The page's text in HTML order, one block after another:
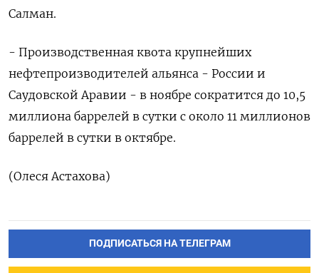
Салман.
- Производственная квота крупнейших
нефтепроизводителей альянса - России и
Саудовской Аравии - в ноябре сократится до 10,5
миллиона баррелей в сутки с около 11 миллионов
баррелей в сутки в октябре.
(Олеся Астахова)
ПОДПИСАТЬСЯ НА ТЕЛЕГРАМ